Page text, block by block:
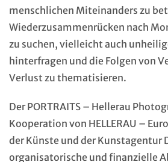
menschlichen Miteinanders zu
Wiederzusammenrücken nach
zu suchen, vielleicht auch
hinterfragen und die Folgen von
Verlust zu thematisieren.
Der PORTRAITS – Hellerau
Kooperation von HELLERAU –
der Künste und der Kunstagentur
organisatorische und finanzielle